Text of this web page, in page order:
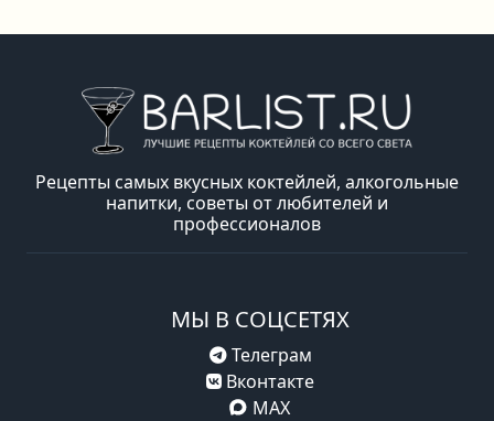
Рецепты самых вкусных коктейлей, алкогольные
напитки, советы от любителей и
профессионалов
МЫ В СОЦСЕТЯХ
Телеграм
Вконтакте
MAX